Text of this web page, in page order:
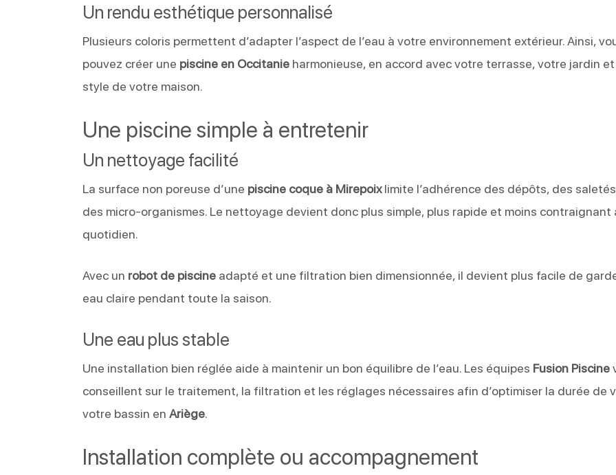
Un rendu esthétique personnalisé
Plusieurs coloris permettent d’adapter l’aspect de l’eau à votre environnement extérieur. Ainsi,
pouvez créer une piscine en Occitanie harmonieuse, en accord avec votre terrasse, votre jardin
style de votre maison.
Une piscine simple à entretenir
Un nettoyage facilité
La surface non poreuse d’une piscine coque à Mirepoixlimite l’adhérence des dépôts, des
des micro-organismes. Le nettoyage devient donc plus simple, plus rapide et moins contraignant
quotidien.
Avec un robot de piscine adapté et une filtration bien dimensionnée, il devient plus facile de
eau claire pendant toute la saison.
Une eau plus stable
Une installation bien réglée aide à maintenir un bon équilibre de l’eau. Les équipes Fusion Piscine
conseillent sur le traitement, la filtration et les réglages nécessaires afin d’optimiser la durée de
votre bassin enAriège.
Installation complète ou accompagnement